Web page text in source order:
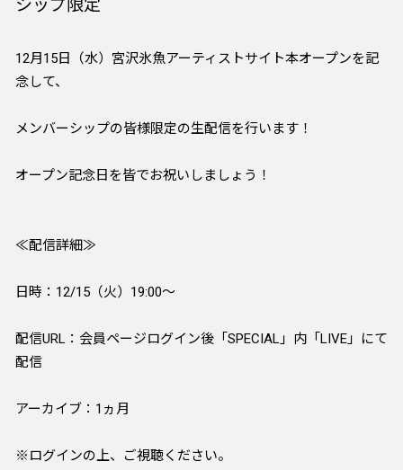
シップ限定
12月15日（水）宮沢氷魚アーティストサイト本オープンを記
念して、
メンバーシップの皆様限定の生配信を行います！
オープン記念日を皆でお祝いしましょう！
≪配信詳細≫
日時：12/15（火）19:00～
配信URL：会員ページログイン後「SPECIAL」内「LIVE」にて
配信
アーカイブ：1ヵ月
※ログインの上、ご視聴ください。